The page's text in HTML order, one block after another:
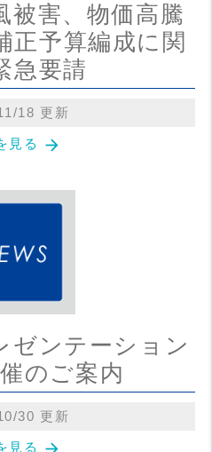
被害、物価高騰
正予算編成に関
急要請
18 更新
見る arrow_forward
ゼンテーション
のご案内
30 更新
見る